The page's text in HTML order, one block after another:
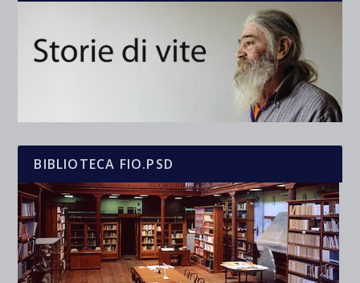
BIBLIOTECA FIO.PSD